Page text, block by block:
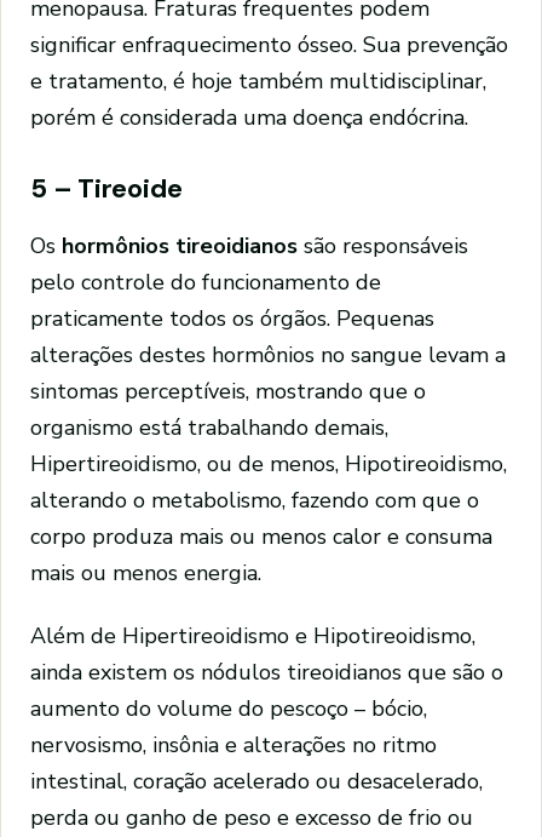
menopausa. Fraturas frequentes podem
significar enfraquecimento ósseo. Sua prevenção
e tratamento, é hoje também multidisciplinar,
porém é considerada uma doença endócrina.
5 – Tireoide
Os hormônios tireoidianos são responsáveis
pelo controle do funcionamento de
praticamente todos os órgãos. Pequenas
alterações destes hormônios no sangue levam a
sintomas perceptíveis, mostrando que o
organismo está trabalhando demais,
Hipertireoidismo, ou de menos, Hipotireoidismo,
alterando o metabolismo, fazendo com que o
corpo produza mais ou menos calor e consuma
mais ou menos energia.
Além de Hipertireoidismo e Hipotireoidismo,
ainda existem os nódulos tireoidianos que são o
aumento do volume do pescoço – bócio,
nervosismo, insônia e alterações no ritmo
intestinal, coração acelerado ou desacelerado,
perda ou ganho de peso e excesso de frio ou